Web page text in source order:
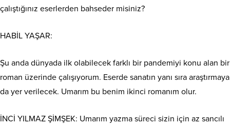
çalıştığınız eserlerden bahseder misiniz?
HABİL YAŞAR:
Şu anda dünyada ilk olabilecek farklı bir pandemiyi konu alan bir
roman üzerinde çalışıyorum. Eserde sanatın yanı sıra araştırmaya
da yer verilecek. Umarım bu benim ikinci romanım olur.
İNCİ YILMAZ ŞİMŞEK: Umarım yazma süreci sizin için az sancılı